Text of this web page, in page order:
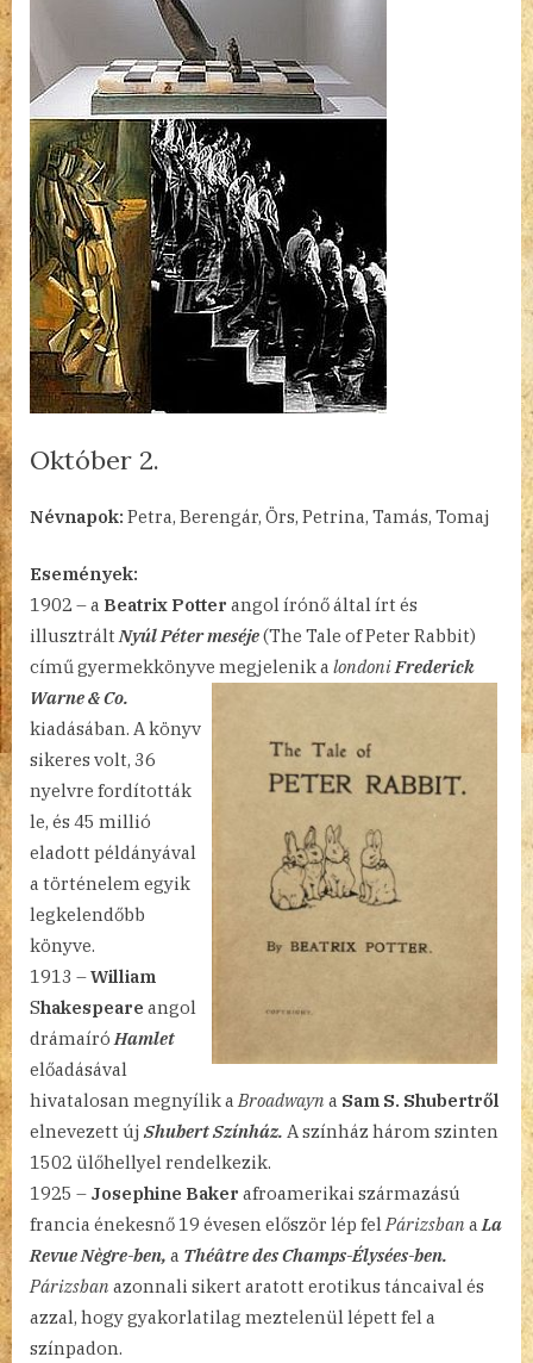
Október 2.
on
Október
Névnapok: Petra, Berengár, Örs, Petrina, Tamás, Tomaj
Események:
1902 – a Beatrix Potter angol írónő által írt és
illusztráltNyúl Péter meséje(The Tale of Peter Rabbit)
című gyermekkönyve megjelenika londoniFrederick
Warne & Co.
kiadásában. A könyv
sikeres volt, 36
nyelvre fordították
le, és 45 millió
eladott példányával
a történelem egyik
legkelendőbb
könyve.
1913 –William
Shakespeare angol
drámaíróHamlet
előadásával
hivatalosan megnyílik aBroadwayn a Sam S. Shubertről
elnevezett újShubert Színház. A színház három szinten
1502 ülőhellyel rendelkezik.
1925 – Josephine Baker afroamerikai származású
francia énekesnő 19 évesen először lép felPárizsban aLa
Revue Nègre-ben, a Théâtre des Champs-Élysées-ben.
Párizsban azonnali sikert aratott erotikus táncaival és
azzal, hogy gyakorlatilag meztelenül lépett fel a
színpadon.